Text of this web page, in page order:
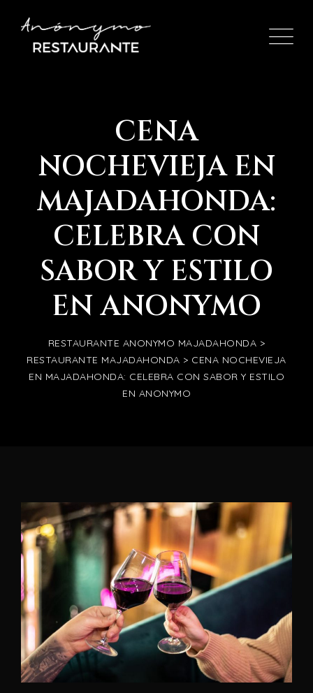
CENA
NOCHEVIEJA EN
MAJADAHONDA:
CELEBRA CON
SABOR Y ESTILO
EN ANONYMO
RESTAURANTE ANONYMO MAJADAHONDA >
RESTAURANTE MAJADAHONDA > CENA NOCHEVIEJA
EN MAJADAHONDA: CELEBRA CON SABOR Y ESTILO
EN ANONYMO